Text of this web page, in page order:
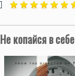
Не копайся в